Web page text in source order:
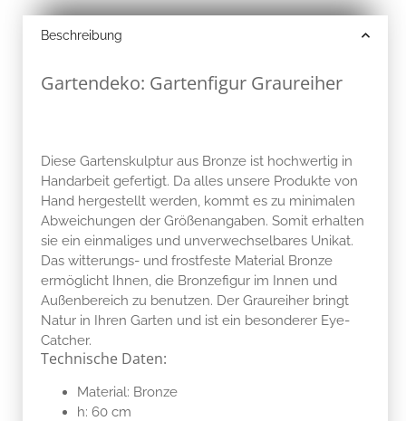
Beschreibung
Gartendeko: Gartenfigur Graureiher
Diese Gartenskulptur aus Bronze ist hochwertig in
Handarbeit gefertigt. Da alles unsere Produkte von
Hand hergestellt werden, kommt es zu minimalen
Abweichungen der Größenangaben. Somit erhalten
sie ein einmaliges und unverwechselbares Unikat.
Das witterungs- und frostfeste Material Bronze
ermöglicht Ihnen, die Bronzefigur im Innen und
Außenbereich zu benutzen. Der Graureiher bringt
Natur in Ihren Garten und ist ein besonderer Eye-
Catcher.
Technische Daten:
Material: Bronze
h: 60 cm